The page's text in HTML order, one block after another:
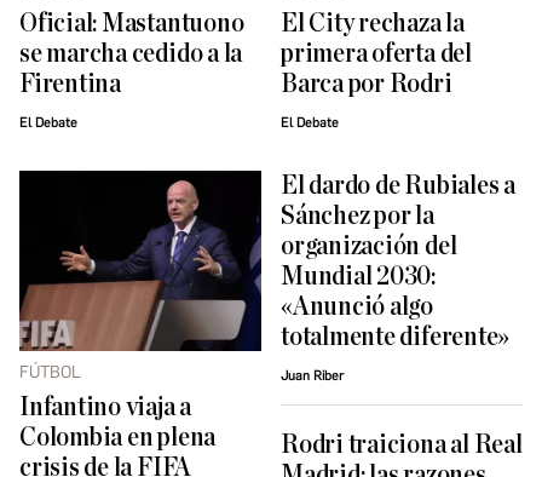
Oficial: Mastantuono
se marcha cedido a la
Firentina
El Debate
El City rechaza la
primera oferta del
Barca por Rodri
El Debate
FÚTBOL
Infantino viaja a
Colombia en plena
crisis de la FIFA
El dardo de Rubiales a
Sánchez por la
organización del
Mundial 2030:
«Anunció algo
totalmente diferente»
Juan Riber
Rodri traiciona al Real